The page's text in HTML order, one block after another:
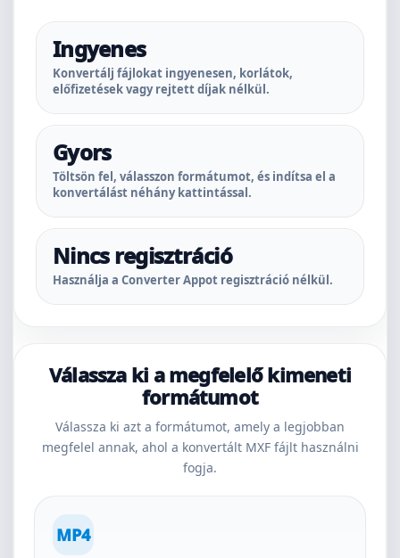
Ingyenes
Konvertálj fájlokat ingyenesen, korlátok,
előfizetések vagy rejtett díjak nélkül.
Gyors
Töltsön fel, válasszon formátumot, és indítsa el a
konvertálást néhány kattintással.
Nincs regisztráció
Használja a Converter Appot regisztráció nélkül.
Válassza ki a megfelelő kimeneti
formátumot
Válassza ki azt a formátumot, amely a legjobban
megfelel annak, ahol a konvertált MXF fájlt használni
fogja.
MP4